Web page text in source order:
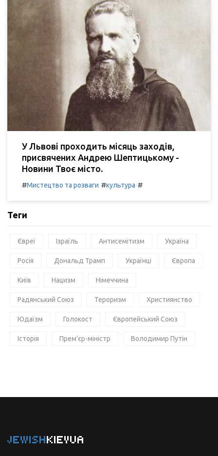
У Львові проходить місяць заходів,
присвячених Андрею Шептицькому -
Новини Твоє місто.
#Мистецтво та розваги #культура #
Теги
Євреї Ізраїль Антисемітизм Україна
Росія Дональд Трамп Українці Європа
Київ Нацизм Німеччина
Радянський Союз Тероризм Християнство
Юдаїзм Голокост Європейський Союз
Історія Прем'єр-міністр Володимир Путін
JEWISHKIEVUA